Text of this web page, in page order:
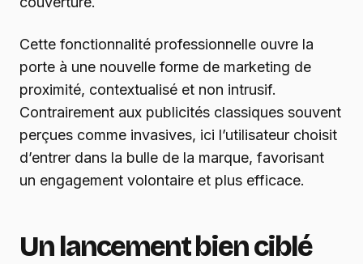
Cette fonctionnalité professionnelle ouvre la
porte à une nouvelle forme de marketing de
proximité, contextualisé et non intrusif.
Contrairement aux publicités classiques souvent
perçues comme invasives, ici l’utilisateur choisit
d’entrer dans la bulle de la marque, favorisant
un engagement volontaire et plus efficace.
Un lancement bien ciblé